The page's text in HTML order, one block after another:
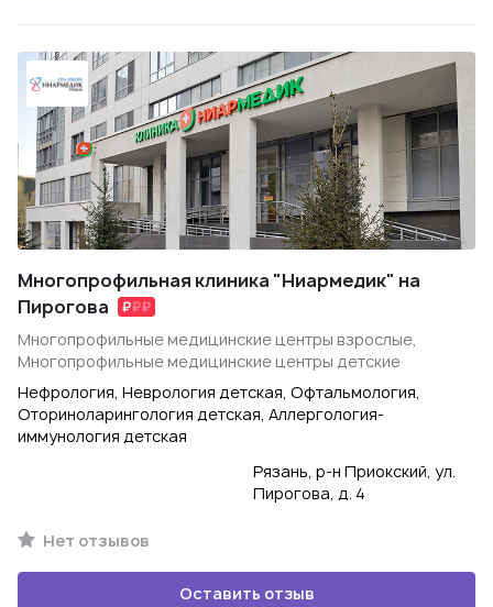
Многопрофильная клиника "Ниармедик" на
Пирогова
Многопрофильные медицинские центры взрослые,
Многопрофильные медицинские центры детские
Нефрология, Неврология детская, Офтальмология,
Оториноларингология детская, Аллергология-
иммунология детская
Рязань, р-н Приокский, ул.
Пирогова, д. 4
Нет отзывов
Оставить отзыв